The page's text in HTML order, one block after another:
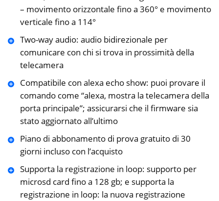
– movimento orizzontale fino a 360° e movimento
verticale fino a 114°
Two-way audio: audio bidirezionale per
comunicare con chi si trova in prossimità della
telecamera
Compatibile con alexa echo show: puoi provare il
comando come “alexa, mostra la telecamera della
porta principale”; assicurarsi che il firmware sia
stato aggiornato all’ultimo
Piano di abbonamento di prova gratuito di 30
giorni incluso con l’acquisto
Supporta la registrazione in loop: supporto per
microsd card fino a 128 gb; e supporta la
registrazione in loop: la nuova registrazione